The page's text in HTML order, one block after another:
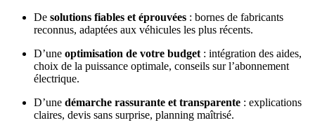
De solutions fiables et éprouvées : bornes de fabricants
reconnus, adaptées aux véhicules les plus récents.
D’une optimisation de votre budget : intégration des aides,
choix de la puissance optimale, conseils sur l’abonnement
électrique.
D’une démarche rassurante et transparente : explications
claires, devis sans surprise, planning maîtrisé.